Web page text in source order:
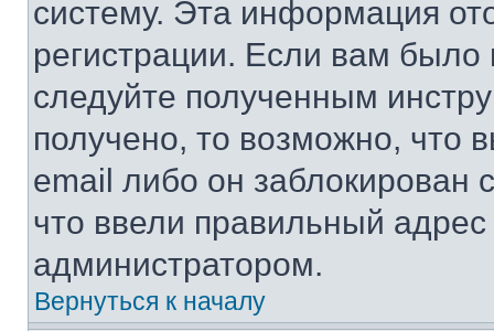
систему. Эта информация
регистрации. Если вам
следуйте полученным
получено, то возможно, что
email либо он
что ввели правильный адрес
администратором.
Вернуться к началу